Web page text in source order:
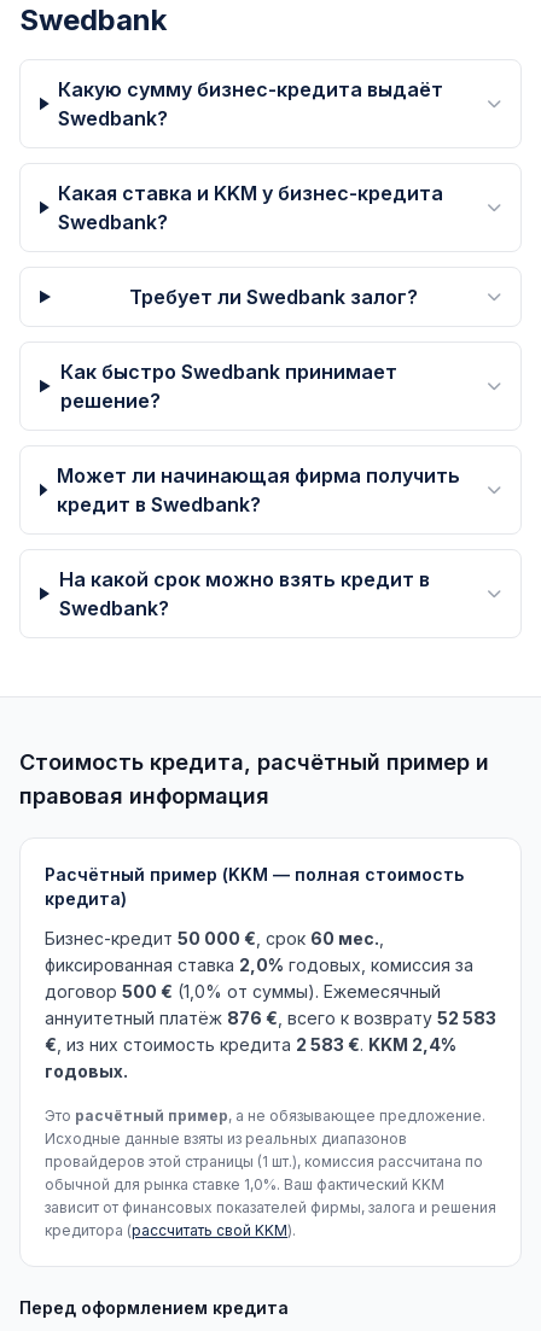
Swedbank
Какую сумму бизнес-кредита выдаёт
Swedbank?
Какая ставка и KKM у бизнес-кредита
Swedbank?
Требует ли Swedbank залог?
Как быстро Swedbank принимает
решение?
Может ли начинающая фирма получить
кредит в Swedbank?
На какой срок можно взять кредит в
Swedbank?
Стоимость кредита, расчётный пример и
правовая информация
Расчётный пример (KKM — полная стоимость
кредита)
Бизнес-кредит 50 000 € , срок 60 мес.
фиксированная ставка 2,0% годовых, комиссия за
договор 500 € (1,0% от суммы). Ежемесячный
аннуитетный платёж 876 € , всего к возврату 52 583
€ , из них стоимость кредита 2 583 €. KKM 2,4%
годовых.
Это расчётный пример, а не обязывающее предложение.
Исходные данные взяты из реальных диапазонов
провайдеров этой страницы (1 шт.), комиссия рассчитана по
обычной для рынка ставке 1,0%. Ваш фактический KKM
зависит от финансовых показателей фирмы, залога и решения
кредитора (рассчитать свой KKM).
Перед оформлением кредита